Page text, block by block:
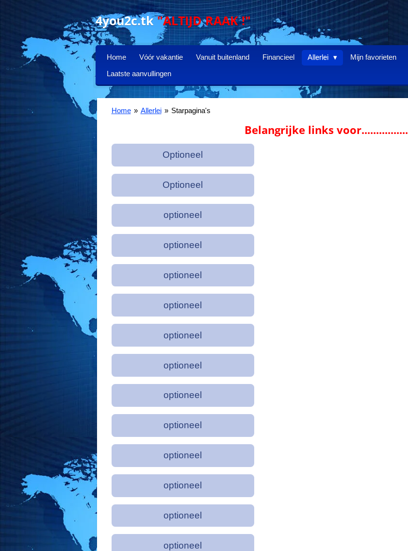
hoofdinhoud
4you2c.tk"ALTIJD RAAK !"
Home Vóór vakantie Vanuit buitenland Financieel Allerlei Mijn favorieten
Laatste aanvullingen
Home » Allerlei » Starpagina's
Belangrijke links voor................
Optioneel
Optioneel
optioneel
optioneel
optioneel
optioneel
optioneel
optioneel
optioneel
optioneel
optioneel
optioneel
optioneel
optioneel